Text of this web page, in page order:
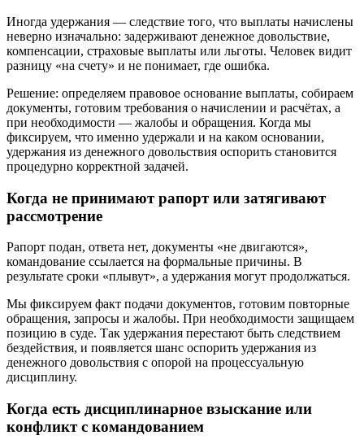
Иногда удержания — следствие того, что выплаты начислены
неверно изначально: задерживают денежное довольствие,
компенсации, страховые выплаты или льготы. Человек видит
разницу «на счету» и не понимает, где ошибка.
Решение: определяем правовое основание выплаты, собираем
документы, готовим требования о начислении и расчётах, а
при необходимости — жалобы и обращения. Когда мы
фиксируем, что именно удержали и на каком основании,
удержания из денежного довольствия оспорить становится
процедурно корректной задачей.
Когда не принимают рапорт или затягивают
рассмотрение
Рапорт подан, ответа нет, документы «не двигаются»,
командование ссылается на формальные причины. В
результате сроки «плывут», а удержания могут продолжаться.
Мы фиксируем факт подачи документов, готовим повторные
обращения, запросы и жалобы. При необходимости защищаем
позицию в суде. Так удержания перестают быть следствием
бездействия, и появляется шанс оспорить удержания из
денежного довольствия с опорой на процессуальную
дисциплину.
Когда есть дисциплинарное взыскание или
конфликт с командованием